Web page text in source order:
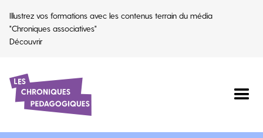
Illustrez vos formations avec les contenus terrain du média
"Chroniques associatives"
Découvrir